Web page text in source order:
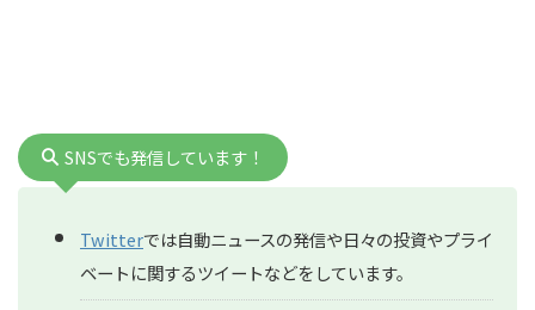
SNSでも発信しています！
Twitterでは自動ニュースの発信や日々の投資やプライ
ベートに関するツイートなどをしています。